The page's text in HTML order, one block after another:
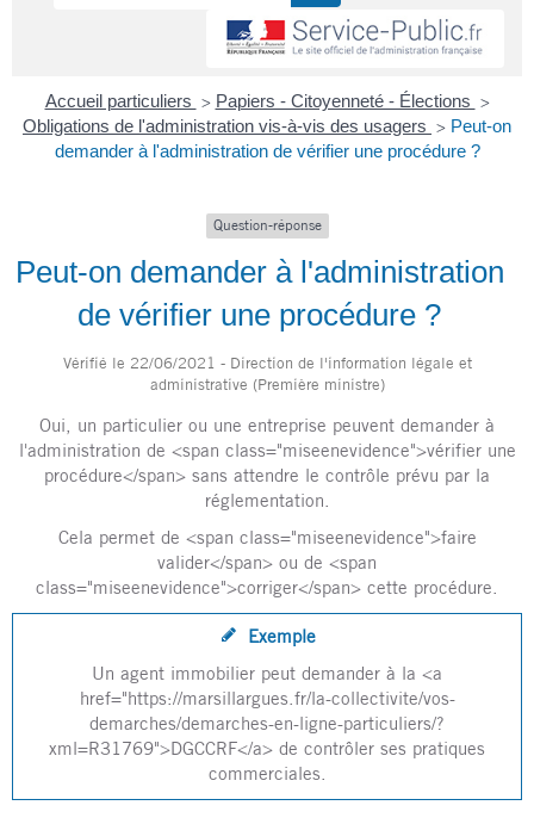
Accueil particuliers > Papiers - Citoyenneté - Élections >
Obligations de l'administration vis-à-vis des usagers > Peut-on
demander à l'administration de vérifier une procédure ?
Question-réponse
Peut-on demander à l'administration
de vérifier une procédure ?
Vérifié le 22/06/2021 - Direction de l'information légale et
administrative (Première ministre)
Oui, un particulier ou une entreprise peuvent demander à
l'administration de <span class="miseenevidence">vérifier une
procédure</span> sans attendre le contrôle prévu par la
réglementation.
Cela permet de <span class="miseenevidence">faire
valider</span> ou de <span
class="miseenevidence">corriger</span> cette procédure.
Exemple
Un agent immobilier peut demander à la <a
href="https://marsillargues.fr/la-collectivite/vos-
demarches/demarches-en-ligne-particuliers/?
xml=R31769">DGCCRF</a> de contrôler ses pratiques
commerciales.